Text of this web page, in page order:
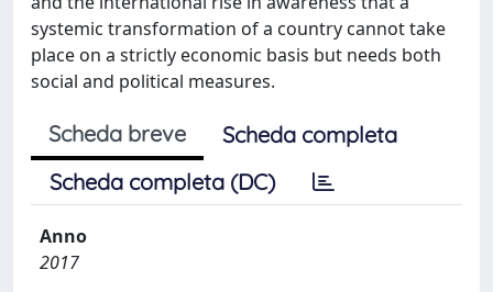
systemic transformation of a country cannot take
place on a strictly economic basis but needs both
social and political measures.
Scheda breve
Scheda completa
Scheda completa (DC)
Anno
2017